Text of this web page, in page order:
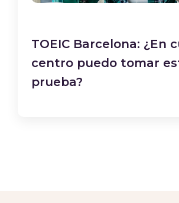
TOEIC Barcelona: ¿En
centro puedo tomar
prueba?